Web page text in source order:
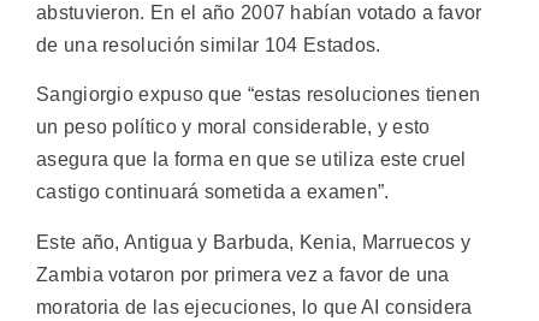
abstuvieron. En el año 2007 habían votado a favor
de una resolución similar 104 Estados.
Sangiorgio expuso que “estas resoluciones tienen
un peso político y moral considerable, y esto
asegura que la forma en que se utiliza este cruel
castigo continuará sometida a examen”.
Este año, Antigua y Barbuda, Kenia, Marruecos y
Zambia votaron por primera vez a favor de una
moratoria de las ejecuciones, lo que AI considera